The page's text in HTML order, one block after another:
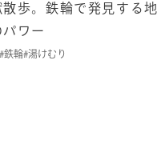
散歩。鉄輪で発見する地
パワー
#鉄輪#湯けむり